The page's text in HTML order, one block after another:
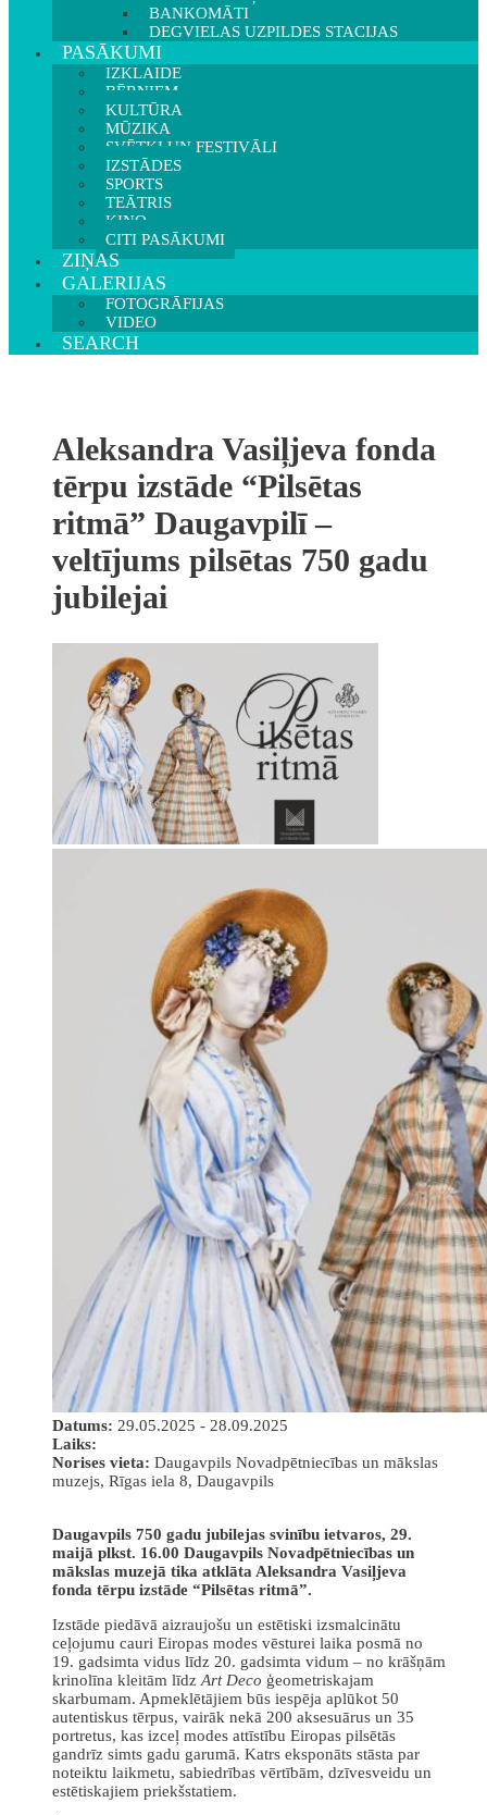
BANKOMĀTI
DEGVIELAS UZPILDES STACIJAS
PASĀKUMI
IZKLAIDE
BĒRNIEM
KULTŪRA
MŪZIKA
SVĒTKI UN FESTIVĀLI
IZSTĀDES
SPORTS
TEĀTRIS
KINO
CITI PASĀKUMI
ZIŅAS
GALERIJAS
FOTOGRĀFIJAS
VIDEO
SEARCH
Aleksandra Vasiļjeva fonda
tērpu izstāde “Pilsētas
ritmā” Daugavpilī –
veltījums pilsētas 750 gadu
jubilejai
Datums: 29.05.2025 - 28.09.2025
Laiks:
Norises vieta: Daugavpils Novadpētniecības un mākslas
muzejs, Rīgas iela 8, Daugavpils
Daugavpils 750 gadu jubilejas svinību ietvaros, 29.
maijā plkst. 16.00 Daugavpils Novadpētniecības un
mākslas muzejā tika atklāta Aleksandra Vasiļjeva
fonda tērpu izstāde “Pilsētas ritmā”.
Izstāde piedāvā aizraujošu un estētiski izsmalcinātu
ceļojumu cauri Eiropas modes vēsturei laika posmā no
19. gadsimta vidus līdz 20. gadsimta vidum – no krāšņām
krinolīna kleitām līdz Art Deco ģeometriskajam
skarbumam. Apmeklētājiem būs iespēja aplūkot 50
autentiskus tērpus, vairāk nekā 200 aksesuārus un 35
portretus, kas izceļ modes attīstību Eiropas pilsētās
gandrīz simts gadu garumā. Katrs eksponāts stāsta par
noteiktu laikmetu, sabiedrības vērtībām, dzīvesveidu un
estētiskajiem priekšstatiem.